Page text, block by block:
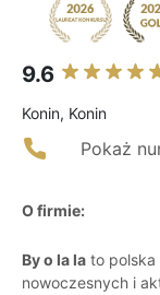
9.6
Konin, Konin
Pokaż
O firmie:
By o la la to polska
nowoczesnych i